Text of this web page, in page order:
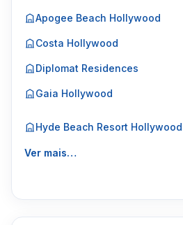
Apogee Beach Hollywood
Costa Hollywood
Diplomat Residences
Gaia Hollywood
Hyde Beach Resort Hollywood
Ver mais…